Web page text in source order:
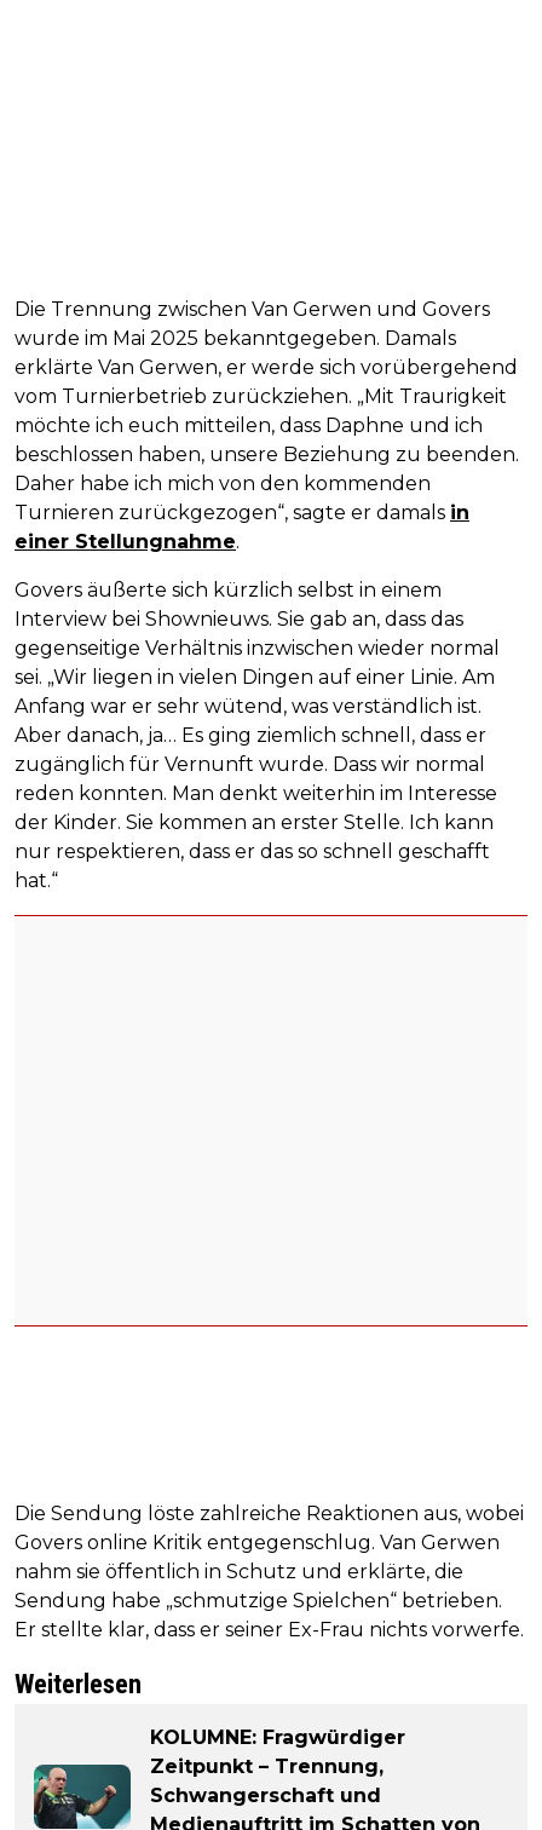
Die Trennung zwischen Van Gerwen und Govers
wurde im Mai 2025 bekanntgegeben. Damals
erklärte Van Gerwen, er werde sich vorübergehend
vom Turnierbetrieb zurückziehen. „Mit Traurigkeit
möchte ich euch mitteilen, dass Daphne und ich
beschlossen haben, unsere Beziehung zu beenden.
Daher habe ich mich von den kommenden
Turnieren zurückgezogen“, sagte er damals in
einer Stellungnahme.
Govers äußerte sich kürzlich selbst in einem
Interview bei Shownieuws. Sie gab an, dass das
gegenseitige Verhältnis inzwischen wieder normal
sei. „Wir liegen in vielen Dingen auf einer Linie. Am
Anfang war er sehr wütend, was verständlich ist.
Aber danach, ja… Es ging ziemlich schnell, dass er
zugänglich für Vernunft wurde. Dass wir normal
reden konnten. Man denkt weiterhin im Interesse
der Kinder. Sie kommen an erster Stelle. Ich kann
nur respektieren, dass er das so schnell geschafft
hat.“
Die Sendung löste zahlreiche Reaktionen aus, wobei
Govers online Kritik entgegenschlug. Van Gerwen
nahm sie öffentlich in Schutz und erklärte, die
Sendung habe „schmutzige Spielchen“ betrieben.
Er stellte klar, dass er seiner Ex-Frau nichts vorwerfe.
Weiterlesen
KOLUMNE: Fragwürdiger
Zeitpunkt – Trennung,
Schwangerschaft und
Medienauftritt im Schatten von